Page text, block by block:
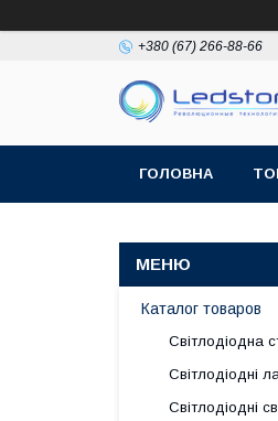
+380 (67) 266-88-66
ГОЛОВНА
Каталог товаров
Світлодіодна
Світлодіодні
Світлодіодні